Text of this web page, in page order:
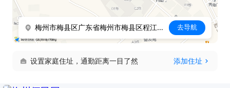
梅州市梅县区广东省梅州市梅县区程江镇西山巷52号附近 去导航
设置家庭住址，通勤距离一目了然 添加住址